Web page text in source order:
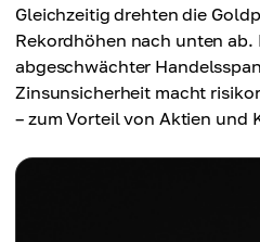
Gleichzeitig drehten die
Rekordhöhen nach unten ab.
abgeschwächter
Zinsunsicherheit macht
– zum Vorteil von Aktien und